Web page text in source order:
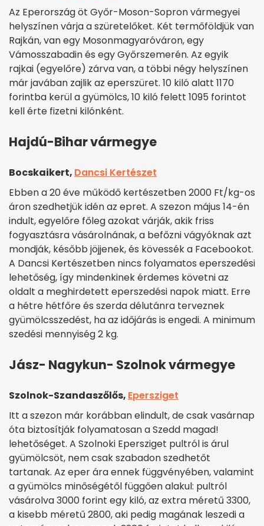
Az Eperország öt Győr-Moson-Sopron vármegyei
helyszínen várja a szüretelőket. Két termőföldjük van
Rajkán, van egy Mosonmagyaróváron, egy
Vámosszabadin és egy Győrszemerén. Az egyik
rajkai (egyelőre) zárva van, a többi négy helyszínen
már javában zajlik az eperszüret. 10 kiló alatt 1170
forintba kerül a gyümölcs, 10 kiló felett 1095 forintot
kell érte fizetni kilónként.
Hajdú-Bihar vármegye
Bocskaikert, Dancsi Kertészet
Ebben a 20 éve működő kertészetben2000 Ft/kg-os
áron szedhetjük idén az epret. A szezon május 14-én
indult, egyelőre főleg azokat várják, akik friss
fogyasztásra vásárolnának, a befőzni vágyóknak azt
mondják, később jöjjenek, és kövessék a Facebookot.
A Dancsi Kertészetben nincs folyamatos eperszedési
lehetőség, így mindenkinek érdemes követni az
oldalt a meghirdetett eperszedési napok miatt. Erre
a hétre hétfőre és szerda délutánra terveznek
gyümölcsszedést, ha az időjárás is engedi. A minimum
szedési mennyiség 2 kg.
Jász- Nagykun- Szolnok vármegye
Szolnok-Szandaszőlős, Epersziget
Itt a szezon már korábban elindult, de csak vasárnap
óta biztosítják folyamatosan a Szedd magad!
lehetőséget. A Szolnoki Epersziget pultról is árul
gyümölcsöt, nem csak szabadon szedhetőt
tartanak. Az eper ára ennek függvényében, valamint
a gyümölcs minőségétől függően alakul: pultról
vásárolva 3000 forint egy kiló, az extra méretű 3300,
a kisebb méretű 2800, aki pedig magának leszedi a